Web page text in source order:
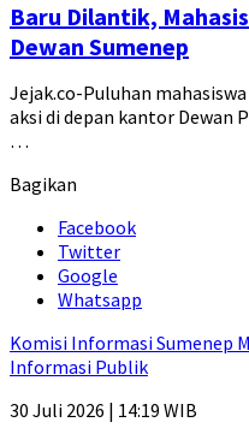
Baru Dilantik,
Dewan Sumenep
Jejak.co-Puluhan
aksi di depan kantor Dewan
…
Bagikan
Facebook
Twitter
Google
Whatsapp
Komisi Informasi Sumenep
Informasi Publik
30 Juli 2026 | 14:19 WIB